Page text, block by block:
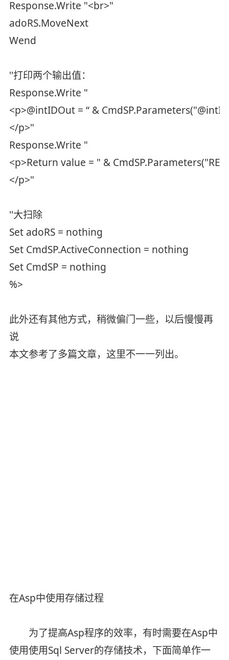
Response.Write "<br>"
adoRS.MoveNext
Wend
''打印两个输出值：
Response.Write "
<p>@intIDOut = “ &
</p>"
Response.Write "
<p>Return value = " &
</p>"
''大扫除
Set adoRS = nothing
Set CmdSP.ActiveConnection = nothing
Set CmdSP = nothing
%>
此外还有其他方式，稍微偏门一些，以后慢慢再
说
本文参考了多篇文章，这里不一一列出。
在Asp中使用存储过程
为了提高Asp程序的效率，有时需要在Asp中
使用使用Sql Server的存储技术，下面简单作一